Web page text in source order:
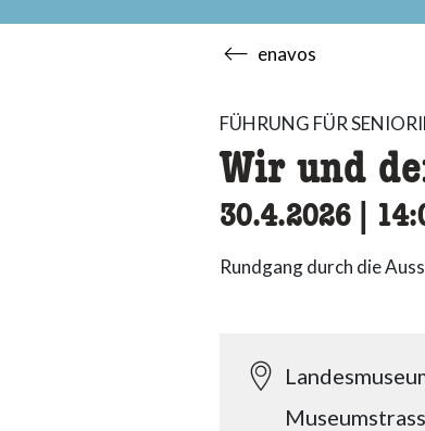
enavos
FÜHRUNG FÜR
Wir und
30.4.2026
Rundgang durch die